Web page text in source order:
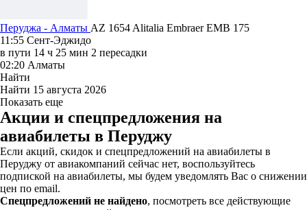
Перуджа - Алматы AZ 1654 Alitalia Embraer EMB 175
11:55 Сент-Эджидо
в пути 14 ч 25 мин 2 пересадки
02:20 Алматы
Найти
Найти 15 августа 2026
Показать еще
Акции и спецпредложения на
авиабилеты в Перуджу
Если акций, скидок и спецпредложений на авиабилеты в
Перуджу от авиакомпаний сейчас нет, воспользуйтесь
подпиской на авиабилеты, мы будем уведомлять Вас о снижении
цен по email.
Спецпредложений не найдено, посмотреть все действующие